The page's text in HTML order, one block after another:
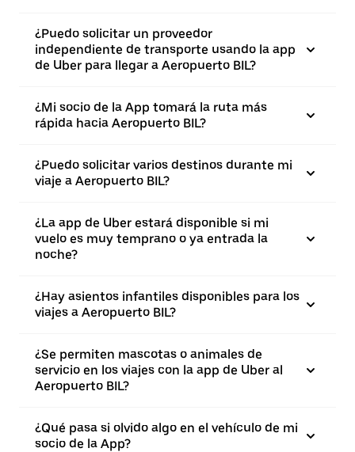
¿Puedo solicitar un proveedor
independiente de transporte usando la app
de Uber para llegar a Aeropuerto BIL?
¿Mi socio de la App tomará la ruta más
rápida hacia Aeropuerto BIL?
¿Puedo solicitar varios destinos durante mi
viaje a Aeropuerto BIL?
¿La app de Uber estará disponible si mi
vuelo es muy temprano o ya entrada la
noche?
¿Hay asientos infantiles disponibles para los
viajes a Aeropuerto BIL?
¿Se permiten mascotas o animales de
servicio en los viajes con la app de Uber al
Aeropuerto BIL?
¿Qué pasa si olvido algo en el vehículo de mi
socio de la App?